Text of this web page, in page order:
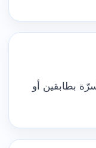
بطابقين أو